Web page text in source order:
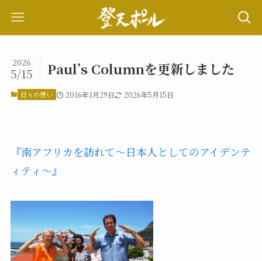
Paul’s Columnを更新しました
2026
5/15
日々の想い 2016年1月29日 2026年5月15日
『南アフリカを訪れて〜日本人としてのアイデンテ
ィティ〜』